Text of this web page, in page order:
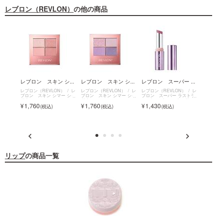
レブロン（REVLON） の他の商品
レブロン スキン シ...
レブロン（REVLON） レ
ブロン スキン シマー シャ
ドウ
1,760
レブロン スキン シ...
レブロン（REVLON） レ
ブロン スキン シマー シャ
ドウ
1,760
レブロン スーパー ...
レブロン（REVLON） レ
ブロン スーパー ラストラ
ス デューイ シャイン リッ
プスティック
1,430
リップの商品一覧